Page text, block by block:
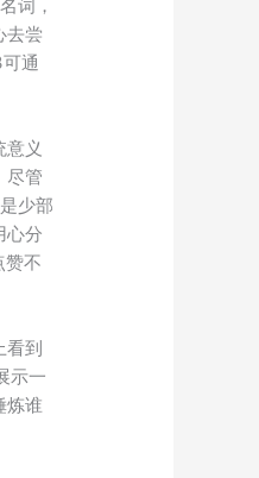
词，
去尝
通
义
尽管
少部
心分
赞不
看到
示一
炼谁